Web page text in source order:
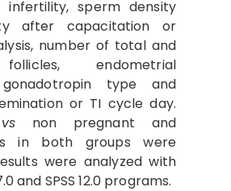
infertility, sperm density
after capacitation or
number of total and
endometrial
gonadotropin type and
or TI cycle day.
vs non pregnant and
in both groups were
were analyzed with
and SPSS 12.0 programs.